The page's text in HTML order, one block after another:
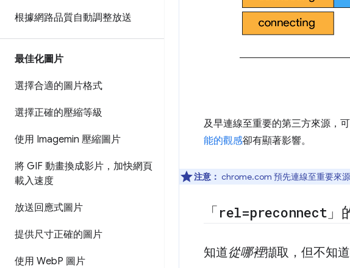
根據網路品質自動調整放送
最佳化圖片
選擇合適的圖片格式
選擇正確的壓縮等級
使用 Imagemin 壓縮圖片
將 GIF 動畫換成影片，加快網頁
載入速度
放送回應式圖片
提供尺寸正確的圖片
使用 WebP 圖片
及早連線至重要的第三方來源，
能的觀感卻有顯著影響。
注意： chrome.com 預先連線至重要來源
「rel=preconnect 」
知道從哪裡擷取，但不知